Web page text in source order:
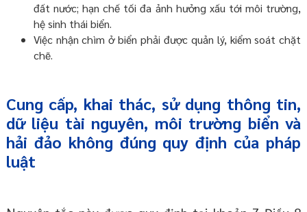
đất nước; hạn chế tối đa ảnh hưởng xấu tới môi trường,
hệ sinh thái biển.
Việc nhận chìm ở biển phải được quản lý, kiểm soát chặt
chẽ.
Cung cấp, khai thác, sử dụng thông tin,
dữ liệu tài nguyên, môi trường biển và
hải đảo không đúng quy định của pháp
luật